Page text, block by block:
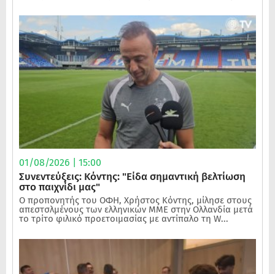
01/08/2026 | 15:00
Συνεντεύξεις: Κόντης: "Είδα σημαντική βελτίωση
στο παιχνίδι μας"
Ο προπονητής του ΟΦΗ, Χρήστος Κόντης, μίλησε στους
απεστσλμένους των ελληνικών ΜΜΕ στην Ολλανδία μετά
το τρίτο φιλικό προετοιμασίας με αντίπαλο τη W...